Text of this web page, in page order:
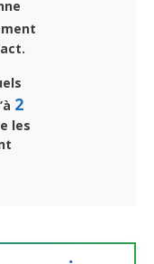
2
les